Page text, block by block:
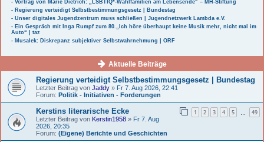
- Vortrag von Marie Dietrich: „LSBTIQ*-Wahlfamilien am Lebensende“ – MH-Stiftung
- Regierung verteidigt Selbstbestimmungsgesetz | Bundestag
- Unser digitales Jugendzentrum muss schließen | Jugendnetzwerk Lambda e.V.
- Ein Gespräch mit Inga Rumpf zum 80.„Ich höre überhaupt keine Musik mehr, nicht mal im
Auto“ | taz
- Musalek: Diskrepanz subjektiver Selbstwahrnehmung | ORF
Aktuelle Beiträge
Regierung verteidigt Selbstbestimmungsgesetz | Bundestag
Letzter Beitrag von Jaddy » Fr 7. Aug 2026, 22:41
Forum: Politik - Initiativen - Forderungen
Kerstins literarische Ecke 1 2 3 4 5 49
Letzter Beitrag von Kerstin1958 » Fr 7. Aug
2026, 20:35
Forum: (Eigene) Berichte und Geschichten